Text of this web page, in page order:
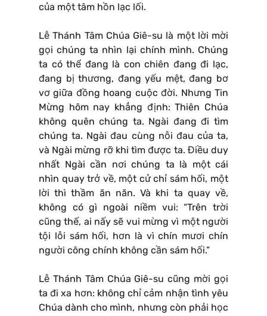
của một tâm hồn lạc lối.
Lễ Thánh Tâm Chúa Giê-su là một lời mời
gọi chúng ta nhìn lại chính mình. Chúng
ta có thể đang là con chiên đang đi lạc,
đang bị thương, đang yếu mệt, đang bơ
vơ giữa đồng hoang cuộc đời. Nhưng Tin
Mừng hôm nay khẳng định: Thiên Chúa
không quên chúng ta. Ngài đang đi tìm
chúng ta. Ngài đau cùng nỗi đau của ta,
và Ngài mừng rỡ khi tìm được ta. Điều duy
nhất Ngài cần nơi chúng ta là một cái
nhìn quay trở về, một cử chỉ sám hối, một
lời thì thầm ăn năn. Và khi ta quay về,
không có gì ngoài niềm vui: “Trên trời
cũng thế, ai nấy sẽ vui mừng vì một người
tội lỗi sám hối, hơn là vì chín mươi chín
người công chính không cần sám hối.”
Lễ Thánh Tâm Chúa Giê-su cũng mời gọi
ta đi xa hơn: không chỉ cảm nhận tình yêu
Chúa dành cho mình, nhưng còn phải học